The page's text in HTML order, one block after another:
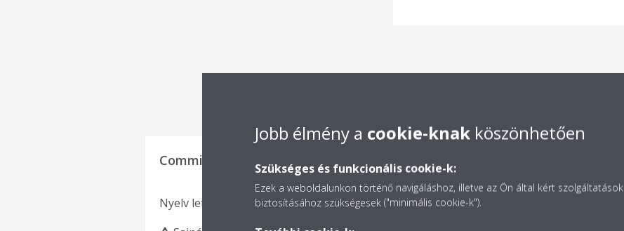
Commissioning Checklist
Nyelv letöltése
Jobb élmény a cookie-knak köszönhetően
Szükséges és funkcionális cookie-k:
Ezek a weboldalunkon történő navigáláshoz, illetve az Ön által kért szolgáltatások
biztosításához szükségesek ("minimális cookie-k").